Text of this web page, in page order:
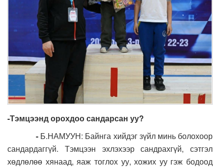
-Тэмцээнд орохдоо сандарсан уу?
- Б.НАМУУН: Байнга хийдэг зүйл минь болохоор
сандардаггүй. Тэмцээн эхлэхээр сандрахгүй, сэтгэл
хөдлөлөө хянаад, яаж тоглох уу, хожих уу гэж бодоод